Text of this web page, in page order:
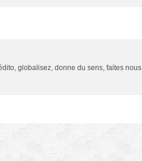
globalisez, donne du sens, faites nous